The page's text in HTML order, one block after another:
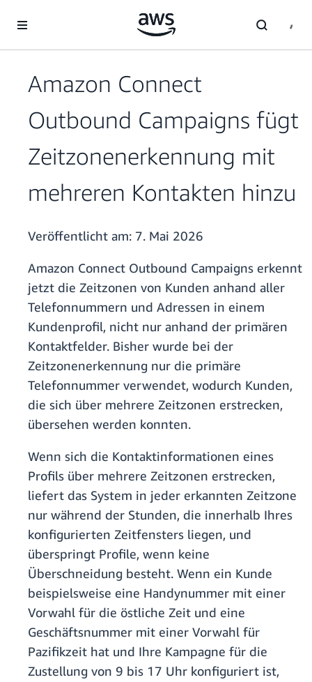
Überspringen zum Hauptinhalt
Amazon Connect
Outbound Campaigns fügt
Zeitzonenerkennung mit
mehreren Kontakten hinzu
Veröffentlicht am: 7. Mai 2026
Amazon Connect Outbound Campaigns erkennt
jetzt die Zeitzonen von Kunden anhand aller
Telefonnummern und Adressen in einem
Kundenprofil, nicht nur anhand der primären
Kontaktfelder. Bisher wurde bei der
Zeitzonenerkennung nur die primäre
Telefonnummer verwendet, wodurch Kunden,
die sich über mehrere Zeitzonen erstrecken,
übersehen werden konnten.
Wenn sich die Kontaktinformationen eines
Profils über mehrere Zeitzonen erstrecken,
liefert das System in jeder erkannten Zeitzone
nur während der Stunden, die innerhalb Ihres
konfigurierten Zeitfensters liegen, und
überspringt Profile, wenn keine
Überschneidung besteht. Wenn ein Kunde
beispielsweise eine Handynummer mit einer
Vorwahl für die östliche Zeit und eine
Geschäftsnummer mit einer Vorwahl für
Pazifikzeit hat und Ihre Kampagne für die
Zustellung von 9 bis 17 Uhr konfiguriert ist,